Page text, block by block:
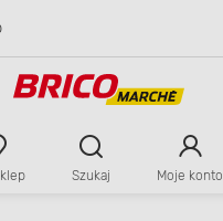
zawartości
Szukaj Moje konto